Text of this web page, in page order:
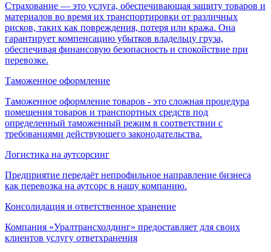
Страхование — это услуга, обеспечивающая защиту товаров и
материалов во время их транспортировки от различных
рисков, таких как повреждения, потеря или кража. Она
гарантирует компенсацию убытков владельцу груза,
обеспечивая финансовую безопасность и спокойствие при
перевозке.
Таможенное оформление
Таможенное оформление товаров - это сложная процедура
помещения товаров и транспортных средств под
определенный таможенный режим в соответствии с
требованиями действующего законодательства.
Логистика на аутсорсинг
Предприятие передаёт непрофильное направление бизнеса
как перевозка на аутсорс в нашу компанию.
Консолидация и ответственное хранение
Компания «Уралтрансхолдинг» предоставляет для своих
клиентов услугу ответхранения